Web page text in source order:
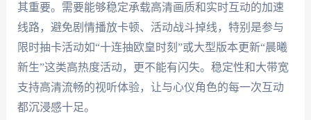
其重要。需要能够稳定承载高清画质和实时互动的加速
线路，避免剧情播放卡顿、活动战斗掉线，特别是参与
限时抽卡活动如“十连抽欧皇时刻”或大型版本更新“晨曦
新生”这类高热度活动，更不能有闪失。稳定性和大带宽
支持高清流畅的视听体验，让与心仪角色的每一次互动
都沉浸感十足。